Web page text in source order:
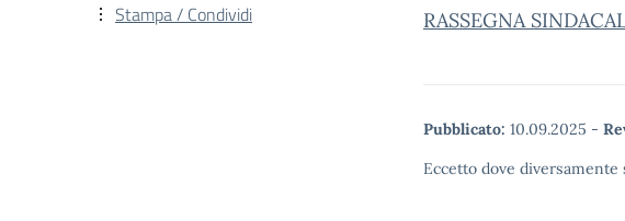
RASSEGNA
Pubblicato: 10.09.2025 -
Eccetto dove
Stampa / Condividi